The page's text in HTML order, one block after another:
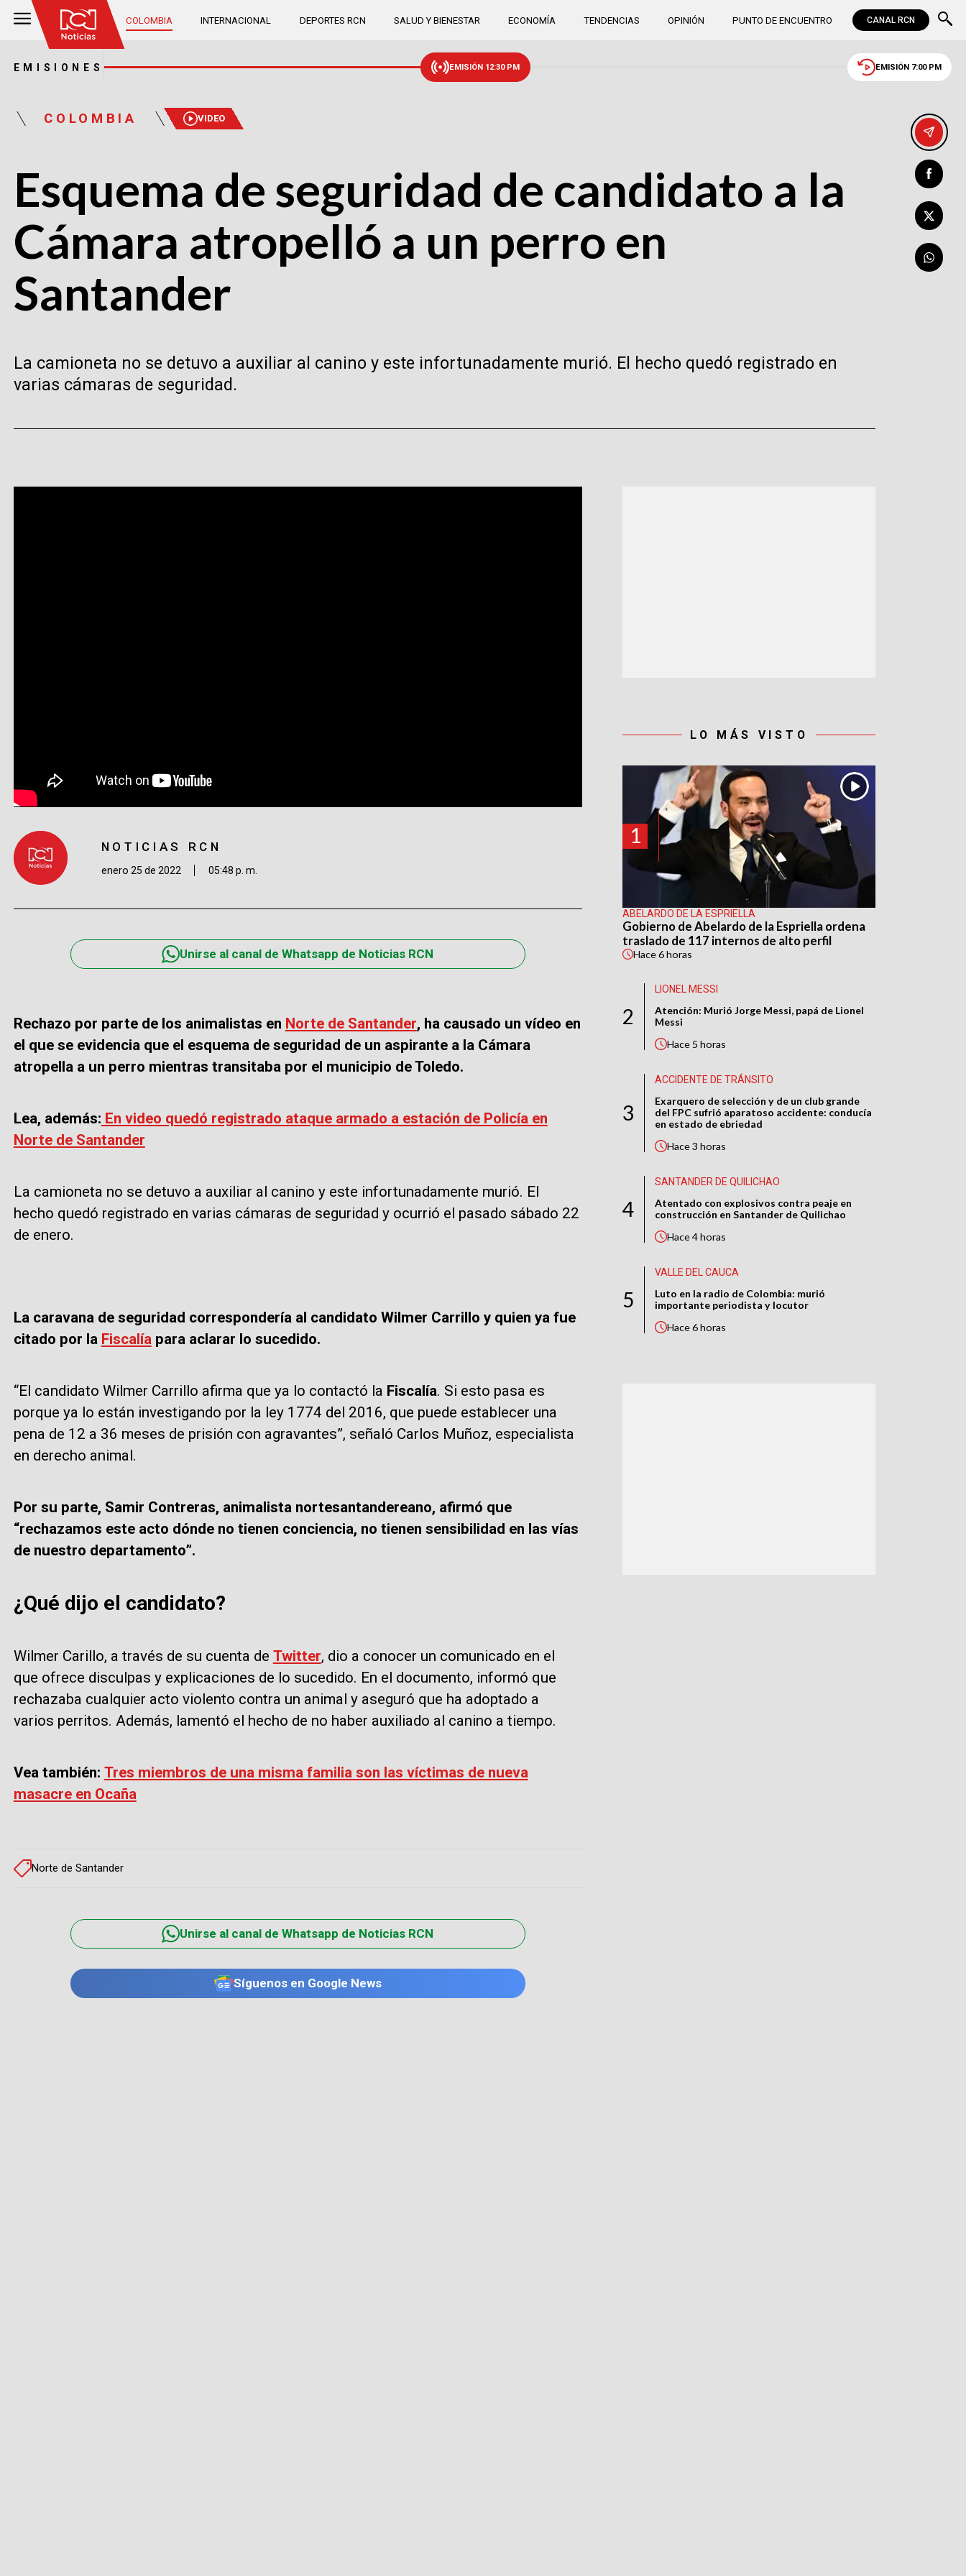
COLOMBIA INTERNACIONAL DEPORTES RCN SALUD Y BIENESTAR ECONOMÍA TENDENCIAS OPINIÓN PUNTO DE ENCUENTRO CANAL RCN
EMISIONES EMISIÓN 12:30 PM EMISIÓN 7:00 PM
COLOMBIA VIDEO
Esquema de seguridad de candidato a la
Cámara atropelló a un perro en
Santander
La camioneta no se detuvo a auxiliar al canino y este infortunadamente murió. El hecho quedó registrado en
varias cámaras de seguridad.
NOTICIAS RCN
enero 25 de 2022 05:48 p. m.
Unirse al canal de Whatsapp de Noticias RCN
Rechazo por parte de los animalistas en Norte de Santander, ha causado un vídeo en
el que se evidencia que el esquema de seguridad de un aspirante a la Cámara
atropella a un perro mientras transitaba por el municipio de Toledo.
Lea, además: En video quedó registrado ataque armado a estación de Policía en
Norte de Santander
La camioneta no se detuvo a auxiliar al canino y este infortunadamente murió. El
hecho quedó registrado en varias cámaras de seguridad y ocurrió el pasado sábado 22
de enero.
La caravana de seguridad correspondería al candidato Wilmer Carrillo y quien ya fue
citado por la Fiscalía para aclarar lo sucedido.
“El candidato Wilmer Carrillo afirma que ya lo contactó la Fiscalía. Si esto pasa es
porque ya lo están investigando por la ley 1774 del 2016, que puede establecer una
pena de 12 a 36 meses de prisión con agravantes”, señaló Carlos Muñoz, especialista
en derecho animal.
Por su parte, Samir Contreras, animalista nortesantandereano, afirmó que
“rechazamos este acto dónde no tienen conciencia, no tienen sensibilidad en las vías
de nuestro departamento”.
¿Qué dijo el candidato?
Wilmer Carillo, a través de su cuenta de Twitter, dio a conocer un comunicado en el
que ofrece disculpas y explicaciones de lo sucedido. En el documento, informó que
rechazaba cualquier acto violento contra un animal y aseguró que ha adoptado a
varios perritos. Además, lamentó el hecho de no haber auxiliado al canino a tiempo.
Vea también: Tres miembros de una misma familia son las víctimas de nueva
masacre en Ocaña
Norte de Santander
Unirse al canal de Whatsapp de Noticias RCN
Síguenos en Google News
LO MÁS VISTO
1
ABELARDO DE LA ESPRIELLA
Gobierno de Abelardo de la Espriella ordena
traslado de 117 internos de alto perfil
Hace6 horas
2
LIONEL MESSI
Atención: Murió Jorge Messi, papá de Lionel
Messi
Hace 5 horas
3
ACCIDENTE DE TRÁNSITO
Exarquero de selección y de un club grande
del FPC sufrió aparatoso accidente: conducía
en estado de ebriedad
Hace3 horas
4
SANTANDER DE QUILICHAO
Atentado con explosivos contra peaje en
construcción en Santander de Quilichao
Hace4 horas
5
VALLE DEL CAUCA
Luto en la radio de Colombia: murió
importante periodista y locutor
Hace6 horas